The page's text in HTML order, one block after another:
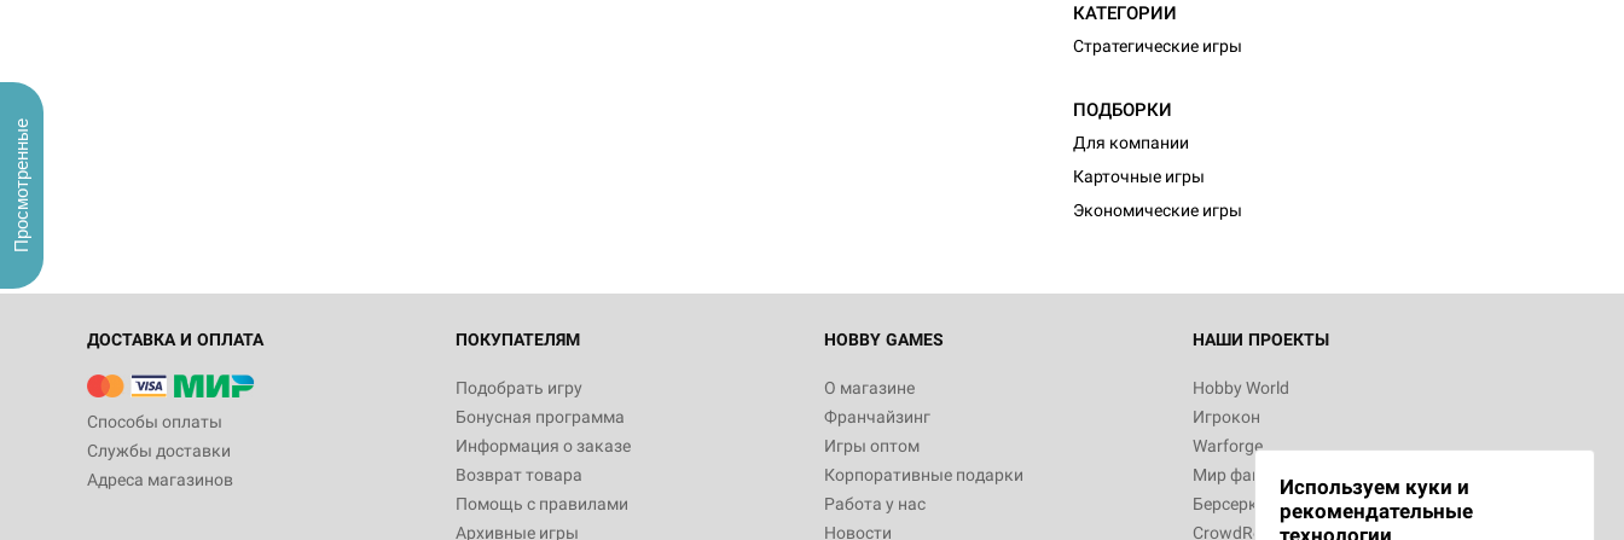
КАТЕГОРИИ
Стратегические игры
ПОДБОРКИ
Для компании
Карточные игры
Экономические игры
ДОСТАВКА И ОПЛАТА
Способы оплаты
Службы доставки
Адреса магазинов
ПОКУПАТЕЛЯМ
Подобрать игру
Бонусная программа
Информация о заказе
Возврат товара
Помощь с правилами
Архивные игры
HOBBY GAMES
О магазине
Франчайзинг
Игры оптом
Корпоративные подарки
Работа у нас
Новости
НАШИ ПРОЕКТЫ
Hobby World
Игрокон
Warforge
Мир фантастики
Берсерк
CrowdRepublic
Используем куки и
рекомендательные
технологии
Просмотренные
Настольная игра Hobby World Монстры
Белая смерть
12 990
Настольная игра Hobby World Берсерк.
3 490